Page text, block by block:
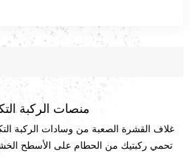
منصات الركبة
غلاف القشرة الصعبة من وسادات الركبة